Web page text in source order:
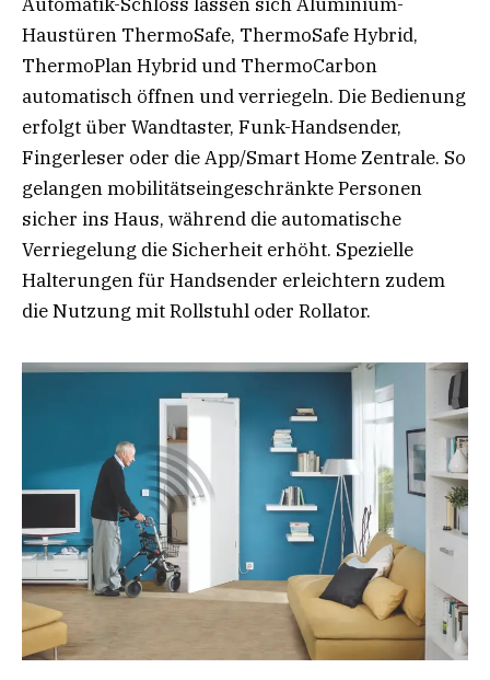
Haustüren ThermoSafe, ThermoSafe Hybrid,
ThermoPlan Hybrid und ThermoCarbon
automatisch öffnen und verriegeln. Die Bedienung
erfolgt über Wandtaster, Funk-Handsender,
Fingerleser oder die App/Smart Home Zentrale. So
gelangen mobilitätseingeschränkte Personen
sicher ins Haus, während die automatische
Verriegelung die Sicherheit erhöht. Spezielle
Halterungen für Handsender erleichtern zudem
die Nutzung mit Rollstuhl oder Rollator.